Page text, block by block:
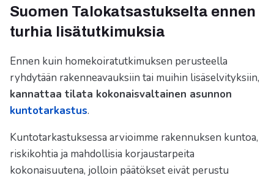
Suomen Talokatsastukselta ennen
turhia lisätutkimuksia
Ennen kuin homekoiratutkimuksen perusteella
ryhdytään rakenneavauksiin tai muihin lisäselvityksiin,
kannattaa tilata kokonaisvaltainen asunnon
kuntotarkastus.
Kuntotarkastuksessa arvioimme rakennuksen kuntoa,
riskikohtia ja mahdollisia korjaustarpeita
kokonaisuutena, jolloin päätökset eivät perustu